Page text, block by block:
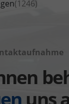
(1246)
uns